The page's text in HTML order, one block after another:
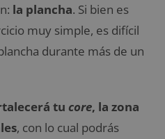
la plancha. Si bien es
muy simple, es difícil
durante más de un
tu core, la zona
, con lo cual podrás